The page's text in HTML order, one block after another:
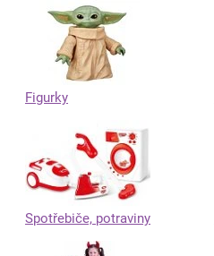
Figurky
Spotřebiče, potraviny